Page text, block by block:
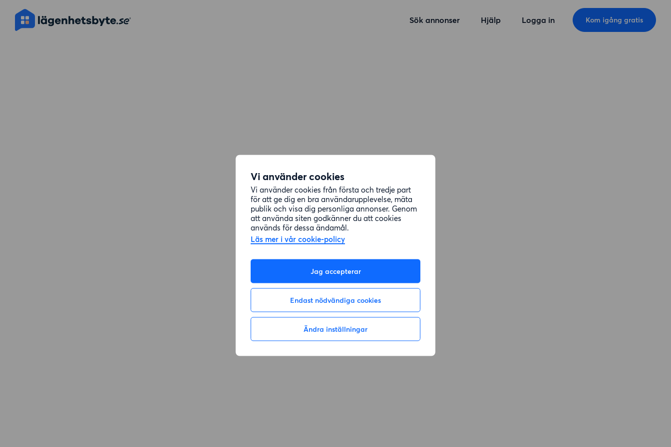
Vi använder cookies
Vi använder cookies från första och tredje part
för att ge dig en bra användarupplevelse, mäta
publik och visa dig personliga annonser. Genom
att använda siten godkänner du att cookies
används för dessa ändamål.
Läs mer i vår cookie-policy
Jag accepterar
Endast nödvändiga cookies
Ändra inställningar
Sök annonser Hjälp Logga in Kom igång gratis